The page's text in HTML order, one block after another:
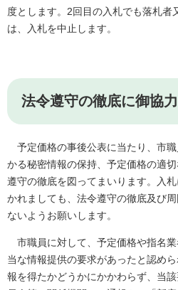
度とします。2回目の入札でも落札者
は、入札を中止します。
法令遵守の徹底に御協
予定価格の事後公表に当たり、市
かる秘密情報の保持、予定価格の適
遵守の徹底を図ってまいります。入
かれましても、法令遵守の徹底及び
ないようお願いします。
市職員に対して、予定価格や指名
当な情報提供の要求があったと認め
報を得たかどうかにかかわらず、当